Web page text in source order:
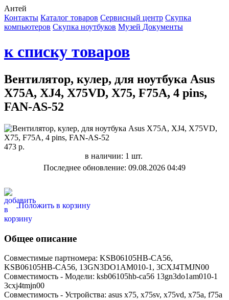
Антей
Контакты Каталог товаров Сервисный центр Cкупка
компьютеров Cкупка ноутбуков Музей Документы
к списку товаров
Вентилятор, кулер, для ноутбука Asus
X75A, XJ4, X75VD, X75, F75A, 4 pins,
FAN-AS-52
473 р.
в наличии: 1 шт.
Последнее обновление: 09.08.2026 04:49
Положить в корзину
Общее описание
Совместимые партномера: KSB06105HB-CA56,
KSB06105HB-CA56, 13GN3DO1AM010-1, 3CXJ4TMJN00
Совместимость - Модели: ksb06105hb-ca56 13gn3do1am010-1
3cxj4tmjn00
Совместимость - Устройства: asus x75, x75sv, x75vd, x75a, f75a